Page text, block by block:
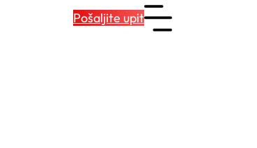
Pošaljite upit